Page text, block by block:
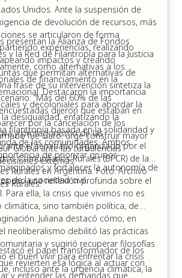
Unidos. Ante la suspensión de
de devolución de recursos, más
se articularon de forma
experiencias, realizando
impactos y creando
que permitan alternativas de
frase de su intervención sintetiza la
“Más del 60% de las
dijeron que estaban en
por la cancelación de los
fue claro: urge construir mayor
Global ante las turbulencias
externas.
presentan la Alianza de Fondos
y la Red de Filantropía para la Justicia
como alternativas a los
de financiamiento en la
Destacaron la importancia
y decoloniales para abordar la
desigualdad, enfatizando la
filantropía basada en la solidaridad y
de las comunidades. Ambos
de priorizar grupos
y fortalecer la autonomía de
de la sociedad civil.
y protagonismo de las
el seminario organizado por el
Comunitarios Rurales (BPCR) de la
Rurales en Argentina. Foto: Archivo
Rurales.una reflexión profunda sobre el
Para ella, la crisis que vivimos no es
climática, sino también política, de
Juliana destacó cómo, en
neoliberalismo debilitó las prácticas
y sugirió recuperar filosofías
el buen vivir para enfrentar la crisis
incluso ante la urgencia climática, la
el papel transformador de los
revierten esa lógica al actuar con
y entender las demandas que